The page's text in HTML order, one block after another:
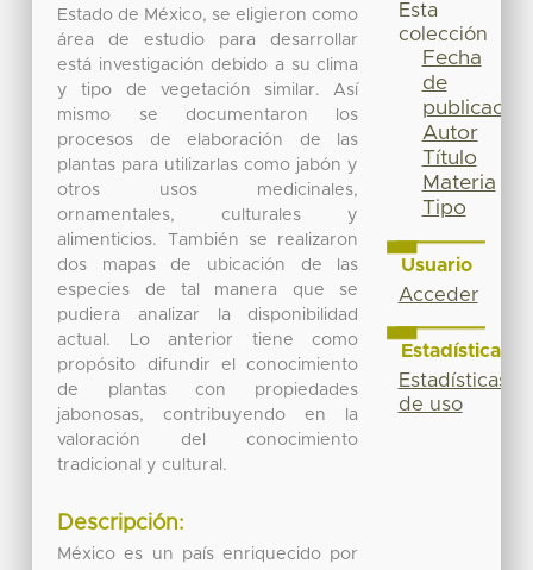
Estado de México, se eligieron como
área de estudio para desarrollar
está investigación debido a su clima
y tipo de vegetación similar. Así
mismo se documentaron los
procesos de elaboración de las
plantas para utilizarlas como jabón y
otros usos medicinales,
ornamentales, culturales y
alimenticios. También se realizaron
dos mapas de ubicación de las
especies de tal manera que se
pudiera analizar la disponibilidad
actual. Lo anterior tiene como
propósito difundir el conocimiento
de plantas con propiedades
jabonosas, contribuyendo en la
valoración del conocimiento
tradicional y cultural.
Descripción:
México es un país enriquecido por
Esta
colección
Fecha
de
publicación
Autor
Título
Materia
Tipo
Usuario
Acceder
Estadísticas
Estadísticas
de uso